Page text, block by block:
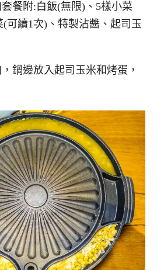
餐附:白飯(無限)、5樣小菜
可續1次)、特製沾醬、起司玉
鍋邊放入起司玉米和烤蛋，